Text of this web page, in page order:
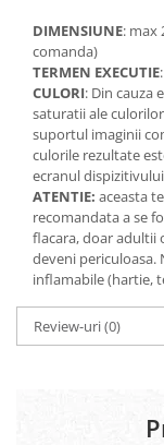
DIMENSIUNE: max
comanda)
TERMEN EXECUTIE
CULORI: Din cauza
saturatii ale
suportul imaginii
culorile rezultate
ecranul
ATENTIE: aceasta
recomandata a se
flacara, doar adultii
deveni
inflamabile (hartie,
Review-uri(0)